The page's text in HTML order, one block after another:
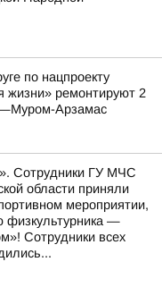
по нацпроекту
жизни» ремонтируют 2
Арзамас
Сотрудники ГУ МЧС
области приняли
мероприятии,
физкультурника —
Сотрудники всех